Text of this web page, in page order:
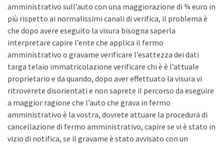
amministrativo sull’auto con una maggiorazione di ¾ euro in
più rispetto ai normalissimi canali di verifica, il problema è
che dopo avere eseguito la visura bisogna saperla
interpretare capire l’ente che applica il fermo
amministrativo o gravame verificare l’esattezza dei dati
targa telaio immatricolazione verificare chi è è l’attuale
proprietario e da quando, dopo aver effettuato la visura vi
ritroverete disorientati e non saprete il percorso da eseguire
a maggior ragione che l’auto che grava in fermo
amministrativo è la vostra, dovrete attuare la procedura di
cancellazione di fermo amministrativo, capire se vi è stato in
vizio di notifica, se il gravame è stato avvisato con un